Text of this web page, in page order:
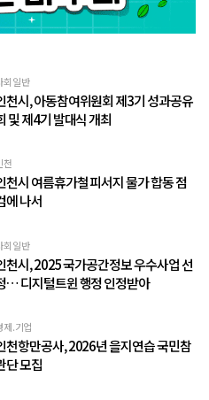
회일반
천시, 아동참여위원회 제3기 성과공유
및 제4기 발대식 개최
천
천시 여름휴가철 피서지 물가 합동 점
에 나서
회일반
천시, 2025 국가공간정보 우수사업 선
… 디지털트윈 행정 인정받아
제.기업
천항만공사, 2026년 을지연습 국민참
단 모집